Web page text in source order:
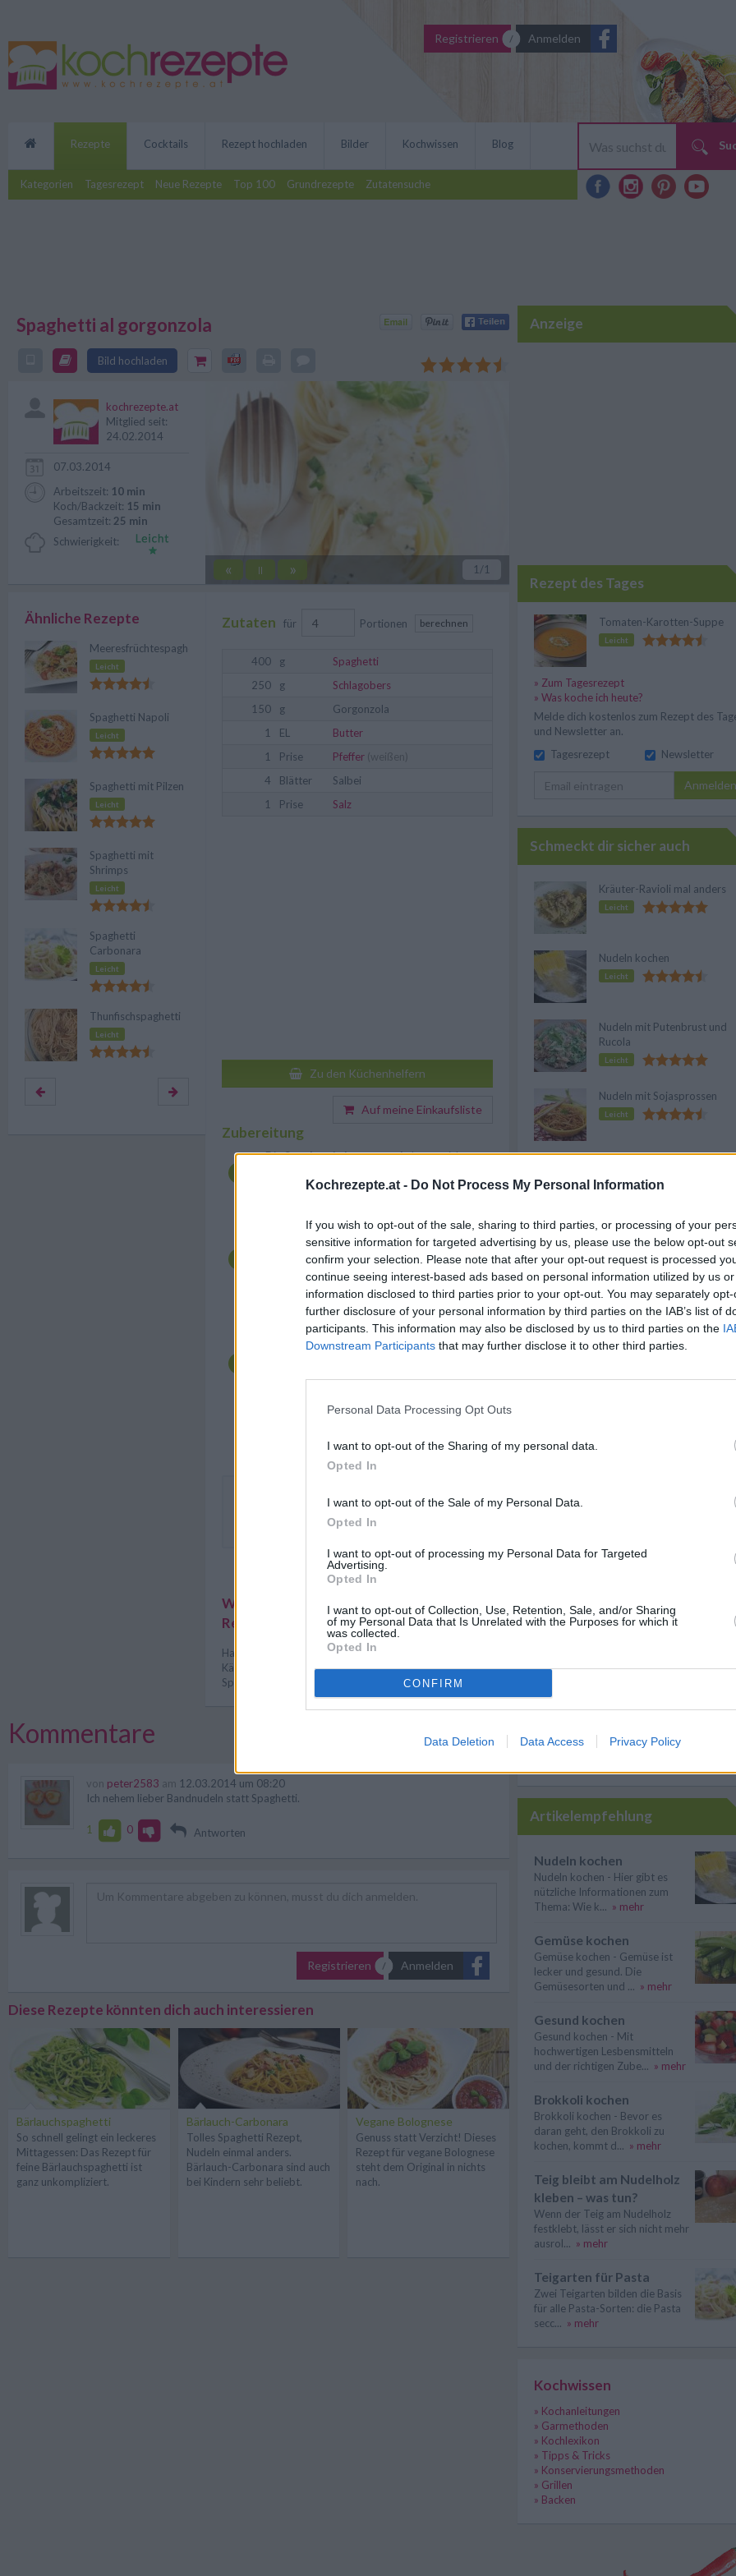
Kochrezepte.at - Do Not Process My Personal Information
If you wish to opt-out of the sale, sharing to third parties, or processing of your
sensitive information for targeted advertising by us, please use the below opt-out
confirm your selection. Please note that after your opt-out request is processed
continue seeing interest-based ads based on personal information utilized by us
information disclosed to third parties prior to your opt-out. You may separately
further disclosure of your personal information by third parties on the IAB’s list of
participants. This information may also be disclosed by us to third parties on the
Downstream Participants that may further disclose it to other third parties.
Personal Data Processing Opt Outs
I want to opt-out of the Sharing of my personal data.
Opted In
I want to opt-out of the Sale of my Personal Data.
Opted In
I want to opt-out of processing my Personal Data for Targeted
Advertising.
Opted In
I want to opt-out of Collection, Use, Retention, Sale, and/or Sharing
of my Personal Data that Is Unrelated with the Purposes for which it
was collected.
Opted In
CONFIRM
Data Deletion Data Access Privacy Policy
Registrieren Anmelden
Rezepte
Kategorien Tagesrezept Neue Rezepte Top 100 Grundrezepte Zutatensuche
Cocktails Rezept hochladen Bilder Kochwissen Blog
Spaghetti al gorgonzola
Bild hochladen
lecker! Das Rezept kann man mit Paprikapulver und
weiteren Gewürzen abwandeln.
« || » 1 /1
kochrezepte.at
Mitglied seit:
24.02.2014
07.03.2014
Arbeitszeit: 10 min
Koch/Backzeit: 15 min
Gesamtzeit: 25 min
Schwierigkeit:
Zutaten für Portionen berechnen
400 g
Spaghetti
250
g
Schlagobers
150
g
Gorgonzola
1
EL
Butter
1
Prise Pfeffer (weißen)
4
Blätter
Salbei
1
Prise Salz
Zu den Küchenhelfern
Auf meine Einkaufsliste
Zubereitung
DieSpaghetti al gorgonzolalassen sich ganz
Topf mit Salzwasser füllen und aufkochen. Die
Während die Nudeln kochen, den Gorgonzola
klein würfeln. Den Salbei abwaschen und
trockentupfen. Die Butter in einer großen
Pfanne bei schwacher Hitze schmelzen.
Gorgonzolawürfel und Salbeiblätter darin
erwärmen und den Käse schmelzen lassen.
Zwei Drittel des Schlagobers langsam in die
Pfanne gießen, dabei kontinuierlich rühren. Mit
etwas einköcheln lassen. Nach der Kochzeit die
zur Sauce geben. Den übrigen Schlagobers
Salbeiblätter vor dem Servieren herausfischen.
Die Spaghetti al gorgonzola vor dem Servieren
mit gehackten Kräutern nach Geschmack
Weitere interessante
Rezeptsammlungen
Hauptspeisen Rezepte/Italienische Rezepte
Käse Rezepte
Nudel Rezepte/Pasta Rezepte/
Spaghetti Rezepte
Vegetarische Rezepte
Ähnliche Rezepte
Meeresfrüchtespaghetti
Leicht
Spaghetti Napoli
Leicht
Spaghetti mit Pilzen
Leicht
Spaghetti mit
Shrimps
Leicht
Spaghetti
Carbonara
Leicht
Thunfischspaghetti
Leicht
Kommentare
von peter2583 am 12.03.2014 um 08:20
Ich nehem lieber Bandnudeln statt Spaghetti.
1 0 Antworten
Registrieren Anmelden
Diese Rezepte könnten dich auch interessieren
Bärlauchspaghetti
So schnell gelingt ein leckeres
Mittagessen: Das Rezept für
feine Bärlauchspaghetti ist
ganz unkompliziert.
Bärlauch-Carbonara
Tolles Spaghetti Rezept,
Nudeln einmal anders.
Bärlauch-Carbonara sind auch
bei Kindern sehr beliebt.
Vegane Bolognese
Genuss statt Verzicht! Dieses
Rezept für vegane Bolognese
steht dem Original in nichts
nach.
Anzeige
Rezept des Tages
Tomaten-Karotten-Suppe
Leicht
» Zum Tagesrezept
» Was koche ich heute?
Melde dich kostenlos zum Rezept des
und Newsletter an.
Tagesrezept
Newsletter
Anmelden
Schmeckt dir sicher auch
Kräuter-Ravioli mal anders
Leicht
Nudeln kochen
Leicht
Nudeln mit Putenbrust und
Rucola
Leicht
Nudeln mit Sojasprossen
Leicht
Leicht
Pasta mit Gorgonzola-
Sauce
Leicht
Anzeige
Artikelempfehlung
Nudeln kochen
Nudeln kochen - Hier gibt es
nützliche Informationen zum
Thema: Wie k... » mehr
Gemüse kochen
Gemüse kochen - Gemüse ist
lecker und gesund. Die
Gemüsesorten und ... » mehr
Gesund kochen
Gesund kochen - Mit
hochwertigen Lesbensmitteln
und der richtigen Zube... » mehr
Brokkoli kochen
Brokkoli kochen - Bevor es
daran geht, den Brokkoli zu
kochen, kommt d... » mehr
Teig bleibt am Nudelholz
kleben – was tun?
Wenn der Teig am Nudelholz
festklebt, lässt er sich nicht mehr
ausrol... » mehr
Teigarten für Pasta
Zwei Teigarten bilden die Basis
für alle Pasta-Sorten: die Pasta
secc... » mehr
Kochwissen
» Kochanleitungen
» Garmethoden
» Kochlexikon
» Tipps & Tricks
» Konservierungsmethoden
» Grillen
» Backen